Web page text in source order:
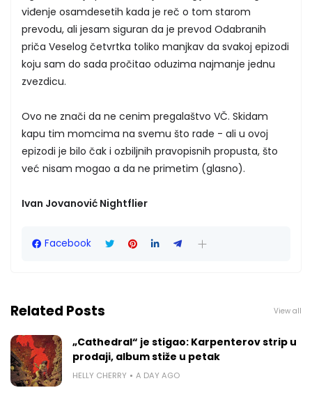
viđenje osamdesetih kada je reč o tom starom
prevodu, ali jesam siguran da je prevod Odabranih
priča Veselog četvrtka toliko manjkav da svakoj epizodi
koju sam do sada pročitao oduzima najmanje jednu
zvezdicu.
Ovo ne znači da ne cenim pregalaštvo VČ. Skidam
kapu tim momcima na svemu što rade - ali u ovoj
epizodi je bilo čak i ozbiljnih pravopisnih propusta, što
već nisam mogao a da ne primetim (glasno).
Ivan Jovanović Nightflier
Facebook
Related Posts View all
„Cathedral“ je stigao: Karpenterov strip u
prodaji, album stiže u petak
HELLY CHERRY A DAY AGO